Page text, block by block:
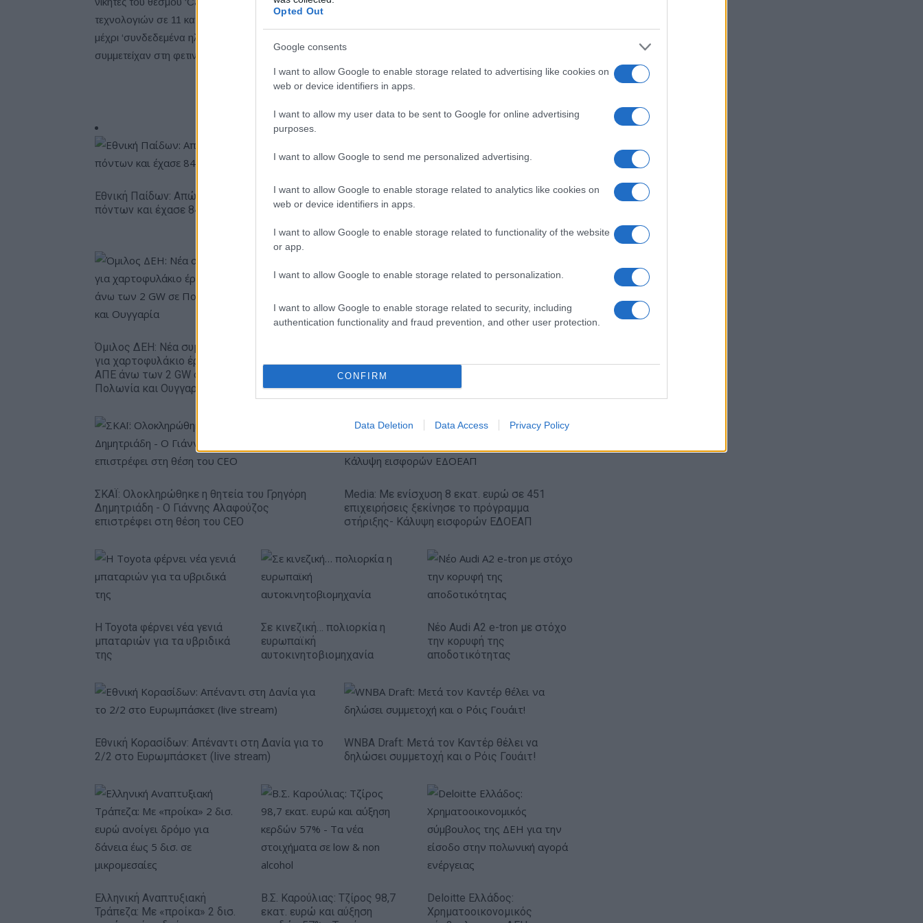
Opted Out
Google consents
I want to allow Google to enable storage related to advertising like cookies on
web or device identifiers in apps.
I want to allow my user data to be sent to Google for online advertising
purposes.
I want to allow Google to send me personalized advertising.
I want to allow Google to enable storage related to analytics like cookies on
web or device identifiers in apps.
I want to allow Google to enable storage related to functionality of the website
or app.
I want to allow Google to enable storage related to personalization.
I want to allow Google to enable storage related to security, including
authentication functionality and fraud prevention, and other user protection.
CONFIRM
Data Deletion Data Access Privacy Policy
τεχνολογιών σε 11 κατηγορίες, από ‘ενσωμάτωση τηλεφώνου’ και ‘πρωταθλητές κόστους – απόδοσης’
μέχρι ‘συνδεδεμένα ηλεκτρικά αυτοκίνητα’. Περισσότεροι από 12.000 αναγνώστες και χρήστες
συμμετείχαν στη φετινή ψηφοφορία.
Εθνική Παίδων: Απώλεσε προβάδισμα 13
πόντων και έχασε 84-89 από το Ισραήλ
Mundo Deportivo για Παναθηναϊκό: «Μια
πεντάδα που σπέρνει τον φόβο στην
Όμιλος ΔΕΗ: Νέα συμφωνία
για χαρτοφυλάκιο έργων
ΑΠΕ άνω των 2 GW σε
Πολωνία και Ουγγαρία
πώληση συμμετοχής στο
Sofia South Ring Mall έναντι
49,35 εκατ. ευρώ
Εβδομαδιαία άνοδος 1,76%,
του έτους
ΣΚΑΪ: Ολοκληρώθηκε η θητεία του Γρηγόρη
Δημητριάδη - Ο Γιάννης Αλαφούζος
επιστρέφει στη θέση του CEO
Media: Με ενίσχυση 8 εκατ. ευρώ σε 451
επιχειρήσεις ξεκίνησε το πρόγραμμα
στήριξης- Κάλυψη εισφορών ΕΔΟΕΑΠ
Η Toyota φέρνει νέα γενιά
μπαταριών για τα υβριδικά
της
Σε κινεζική… πολιορκία η
ευρωπαϊκή
αυτοκινητοβιομηχανία
Νέο Audi A2 e-tron με στόχο
την κορυφή της
αποδοτικότητας
Εθνική Κορασίδων: Απέναντι στη Δανία για το
2/2 στο Ευρωμπάσκετ (live stream)
WNBA Draft: Μετά τον Καντέρ θέλει να
δηλώσει συμμετοχή και ο Ρόις Γουάιτ!
Ελληνική Αναπτυξιακή
Τράπεζα: Με «προίκα» 2 δισ.
Β.Σ. Καρούλιας: Τζίρος 98,7
εκατ. ευρώ και αύξηση
Deloitte Ελλάδος:
Χρηματοοικονομικός